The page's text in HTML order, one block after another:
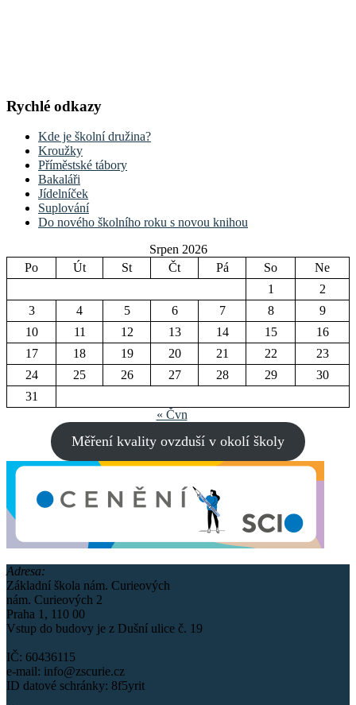
Rychlé odkazy
Kde je školní družina?
Kroužky
Příměstské tábory
Bakaláři
Jídelníček
Suplování
Do nového školního roku s novou knihou
Srpen 2026
Po
Út St Čt Pá So
Ne
1
2
3
4 5 6 7 8
9
10
11 12 13 14 15
16
17
18 19 20 21 22
23
24
25 26 27 28 29
30
31
« Čvn
Měření kvality ovzduší v okolí školy
Adresa:
Základní škola nám. Curieových
nám. Curieových 2
Praha 1, 110 00
Vstup do budovy je z Dušní ulice č. 19
IČ: 60436115
e-mail: info@zscurie.cz
ID datové schránky: 8f5yrit